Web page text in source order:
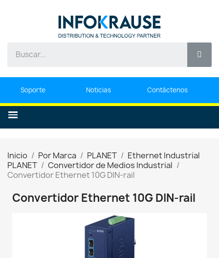
Soporte Noticias Contáctenos
Inicio Por Marca PLANET
Ethernet Industrial
PLANET
Convertidor de Medios Industrial
Convertidor Ethernet 10G DIN-rail
Convertidor Ethernet 10G DIN-rail